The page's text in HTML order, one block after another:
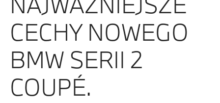
CECHY NOWEGO
BMW SERII 2
COUPÉ.